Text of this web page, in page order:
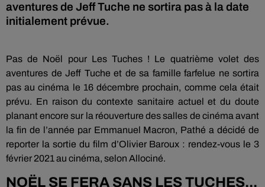
aventures de Jeff Tuche ne sortira pas à la date
initialement prévue.
Pas de Noël pour Les Tuches ! Le quatrième volet des
aventures de Jeff Tuche et de sa famille farfelue ne sortira
pas au cinéma le 16 décembre prochain, comme cela était
prévu. En raison du contexte sanitaire actuel et du doute
planant encore sur la réouverture des salles de cinéma avant
la fin de l’année par Emmanuel Macron, Pathé a décidé de
reporter la sortie du film d’Olivier Baroux : rendez-vous le 3
février 2021 au cinéma, selon Allociné.
NOËL SE FERA SANS LES TUCHES...